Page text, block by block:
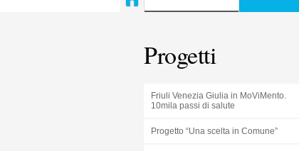
Progetti
Friuli Venezia Giulia in MoViMento.
10mila passi di salute
Progetto “Una scelta in Comune”